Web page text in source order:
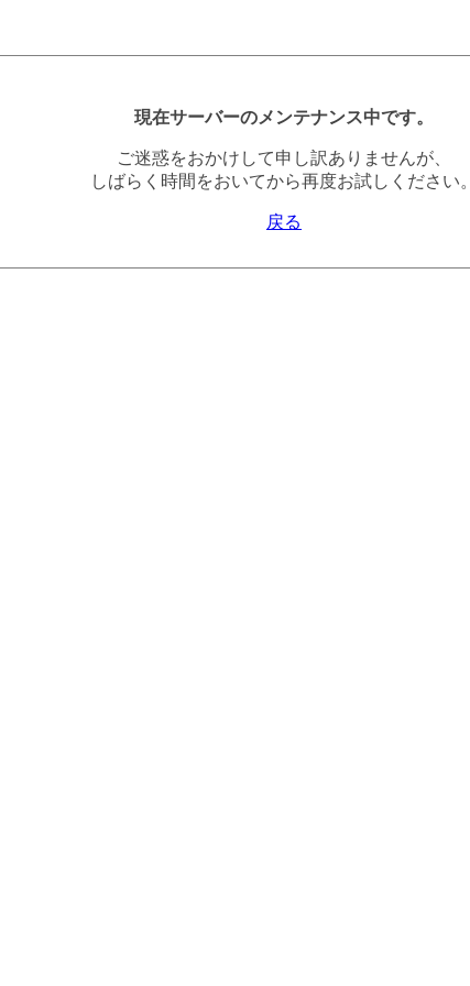
現在サーバーのメンテナンス中です。
ご迷惑をおかけして申し訳ありませんが、
しばらく時間をおいてから再度お試しください。
戻る